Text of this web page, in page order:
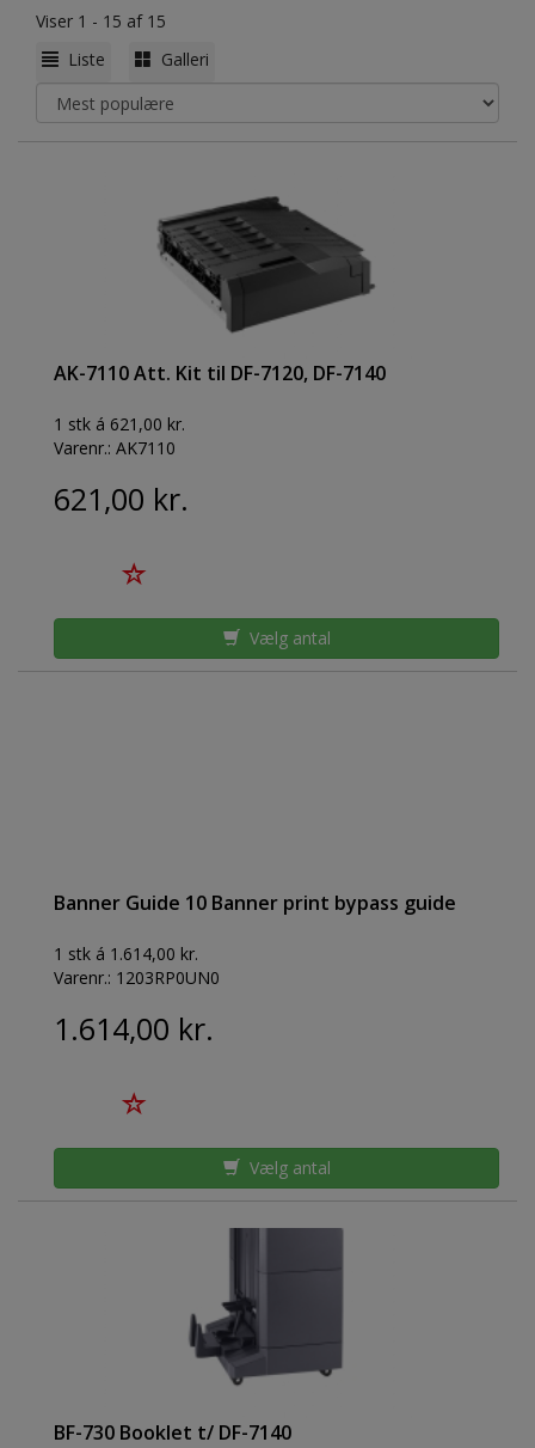
Viser 1 - 15 af 15
Liste
Galleri
AK-7110 Att. Kit til DF-7120, DF-7140
1 stk á 621,00 kr.
Varenr.: AK7110
621,00 kr.
Vælg antal
Banner Guide 10 Banner print bypass guide
1 stk á 1.614,00 kr.
Varenr.: 1203RP0UN0
1.614,00 kr.
Vælg antal
BF-730 Booklet t/ DF-7140